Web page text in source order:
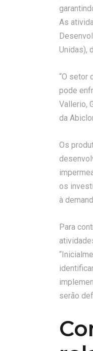
As
Unidas),
“O setor
pode
Vallerio,
da
Os
os
à
Para
serão